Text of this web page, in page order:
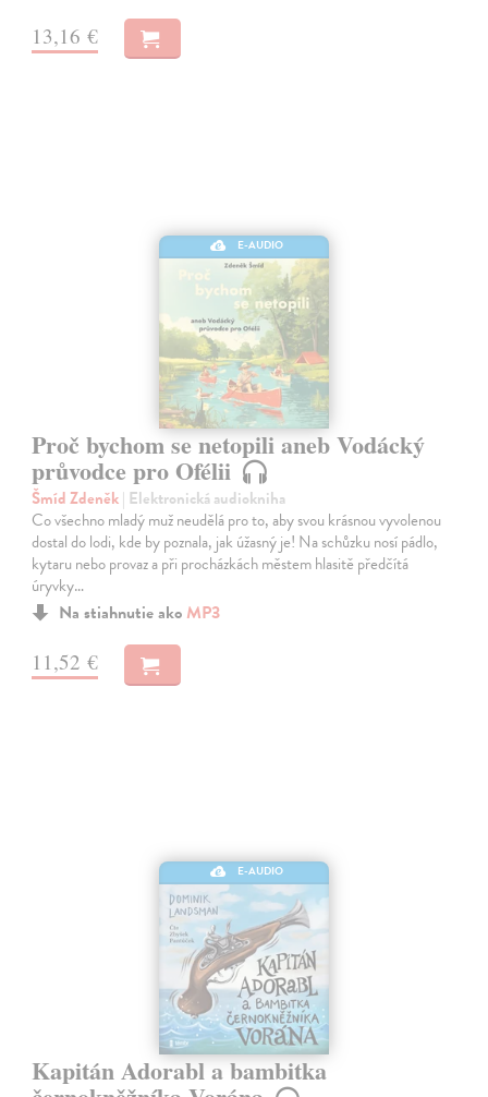
13,16 €
E-AUDIO
Proč bychom se netopili aneb Vodácký
průvodce pro Ofélii
Šmíd Zdeněk| Elektronická audiokniha
Co všechno mladý muž neudělá pro to, aby svou krásnou vyvolenou
dostal do lodi, kde by poznala, jak úžasný je! Na schůzku nosí pádlo,
kytaru nebo provaz a při procházkách městem hlasitě předčítá
úryvky…
Na stiahnutie ako MP3
11,52 €
E-AUDIO
Kapitán Adorabl a bambitka